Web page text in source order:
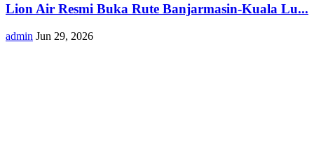
Lion Air Resmi Buka Rute Banjarmasin-Kuala Lu...
admin Jun 29, 2026